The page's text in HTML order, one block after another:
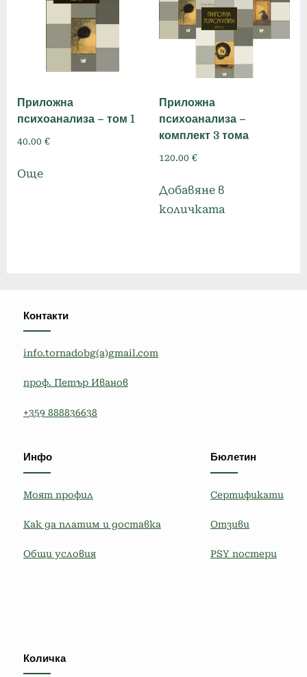
Приложна
психоанализа – том 1
40.00 €
Още
Приложна
психоанализа –
комплект 3 тома
120.00 €
Добавяне в
количката
Контакти
info.tornadobg(a)gmail.com
проф. Петър Иванов
+359 888836638
Инфо
Моят профил
Как да платим и доставка
Общи условия
Бюлетин
Сертификати
Отзиви
PSY постери
Количка